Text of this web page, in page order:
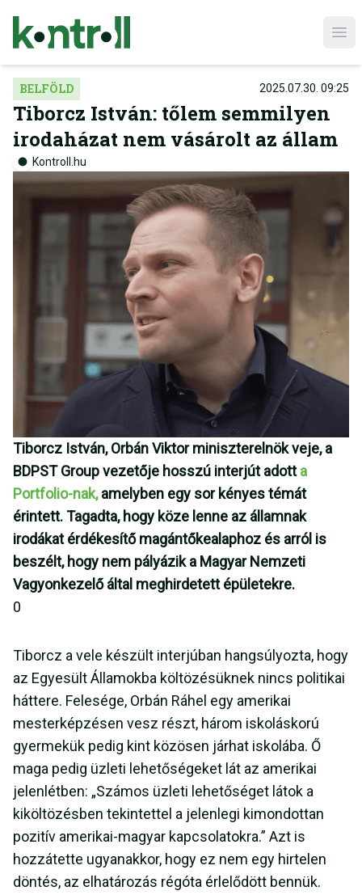
BELFÖLD 2025.07.30. 09:25
Tiborcz István: tőlem semmilyen
irodaházat nem vásárolt az állam
Kontroll.hu
Tiborcz István, Orbán Viktor miniszterelnök veje, a
BDPST Group vezetője hosszú interjút adotta
Portfolio-nak,amelyben egy sor kényes témát
érintett. Tagadta, hogy köze lenne az államnak
irodákat érdékesítő magántőkealaphoz és arról is
beszélt, hogy nem pályázik a Magyar Nemzeti
Vagyonkezelő által meghirdetett épületekre.
0
Tiborcz a vele készült interjúban hangsúlyozta, hogy
az Egyesült Államokba költözésüknek nincs politikai
háttere. Felesége, Orbán Ráhel egy amerikai
mesterképzésen vesz részt, három iskoláskorú
gyermekük pedig kint közösen járhat iskolába. Ő
maga pedig üzleti lehetőségeket lát az amerikai
jelenlétben: „Számos üzleti lehetőséget látok a
kiköltözésben tekintettel a jelenlegi kimondottan
pozitív amerikai-magyar kapcsolatokra.” Azt is
hozzátette ugyanakkor, hogy ez nem egy hirtelen
döntés, az elhatározás régóta érlelődött bennük.